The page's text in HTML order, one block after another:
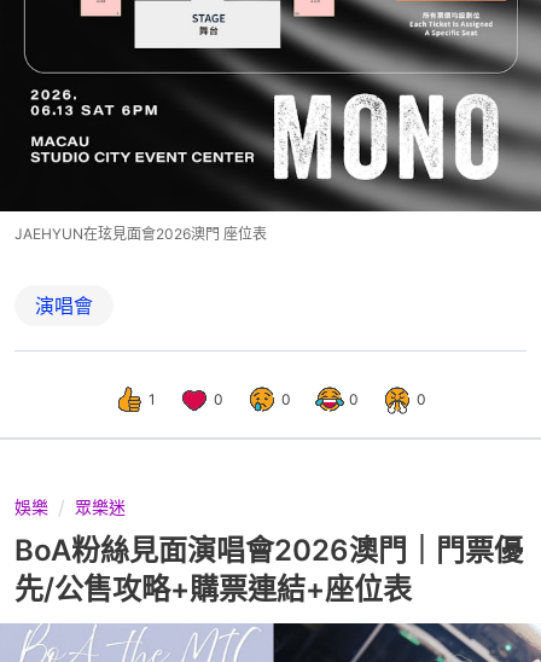
JAEHYUN在玹見面會2026澳門 座位表
演唱會
1 0 0 0 0
娛樂 眾樂迷
BoA粉絲見面演唱會2026澳門｜門票優
先/公售攻略+購票連結+座位表